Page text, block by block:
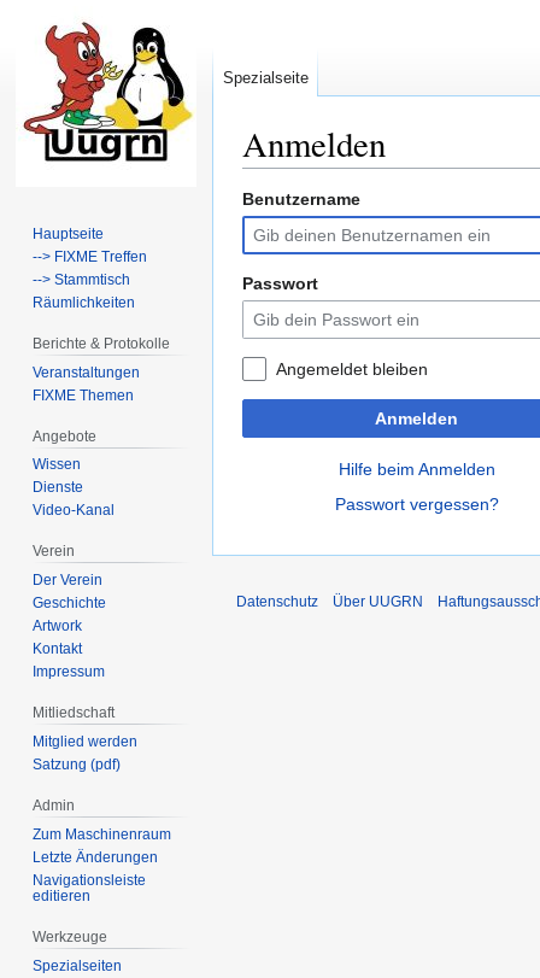
Anmelden
Zur
Navigation
springen
Zur
Suche
springen
Benutzername
Passwort
Angemeldet bleiben
Anmelden
Hilfe beim Anmelden
Passwort vergessen?
Spezialseite
Hauptseite
--> FIXME Treffen
--> Stammtisch
Räumlichkeiten
Berichte & Protokolle
Veranstaltungen
FIXME Themen
Angebote
Wissen
Dienste
Video-Kanal
Verein
Der Verein
Geschichte
Artwork
Kontakt
Impressum
Mitliedschaft
Mitglied werden
Satzung (pdf)
Admin
Zum Maschinenraum
Letzte Änderungen
Navigationsleiste
editieren
Werkzeuge
Spezialseiten
Datenschutz Über UUGRN